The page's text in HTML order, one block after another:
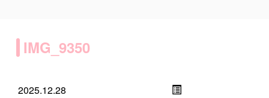
IMG_9350
2025.12.28